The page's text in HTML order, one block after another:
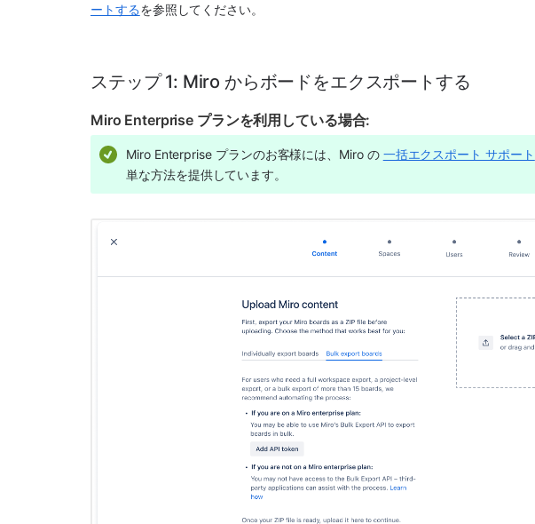
ートするを参照してください。
ステップ 1: Miro からボードをエクスポートする
Miro Enterprise プランを利用している場合:
Miro Enterprise プランのお客様には、Miro の 一括エクスポート サポート
単な方法を提供しています。